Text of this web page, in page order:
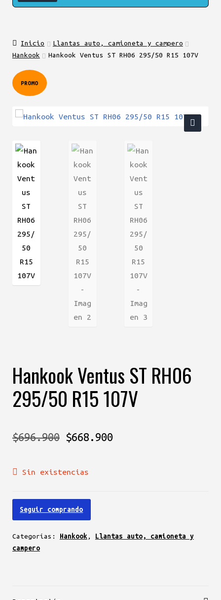
Inicio
Llantas auto, camioneta y campero
Hankook
Hankook Ventus ST RH06 295/50 R15 107V
PROMO
Hankook Ventus ST RH06
295/50 R15 107V
$696.900 El
original
era:
$696.900.
$668.900El
Sin existencias
Seguir comprando
Categorías: Hankook , Llantas auto, camioneta y
campero